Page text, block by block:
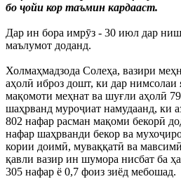
бо ҷойи кор таъмин кардааст.
Дар ин бора имрӯз - 30 июл дар
маълумот доданд.
Холмаҳмадзода Солеҳа, вазири
аҳолӣ иброз дошт, ки дар нимсолаи
мақомоти меҳнат ва шуғли аҳолӣ
шаҳрванд муроҷиат намудаанд, ки
802 нафар расман мақоми бекорӣ
нафар шаҳрванди бекор ва
кории доимӣ, муваққатӣ ва
қавли вазир ин шумора нисбат ба
305 нафар ё 0,7 фоиз зиёд мебошад.